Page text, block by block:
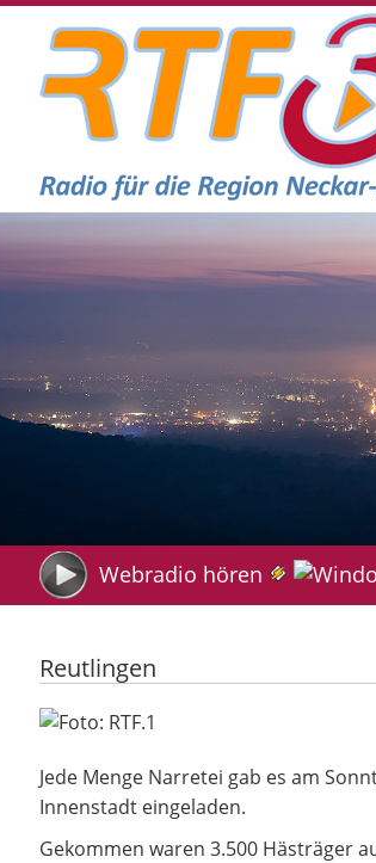
RTF.1 - Radio für die Region Neckar-
Webradio hören
Reutlingen
Jede Menge Narretei: Großer
Jede Menge Narretei gab es am
Innenstadt eingeladen.
Gekommen waren 3.500 Hästräger